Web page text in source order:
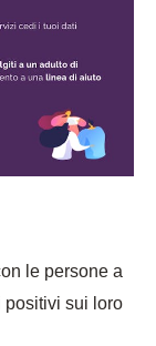
le persone a
positivi sui loro